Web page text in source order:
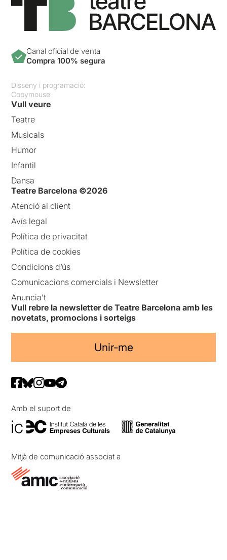
Canal oficial de venta
Compra 100% segura
Disseny i programació:
Copymouse
Vull veure
Teatre
Musicals
Humor
Infantil
Dansa
Teatre Barcelona ©2026
Atenció al client
Avís legal
Política de privacitat
Política de cookies
Condicions d’ús
Comunicacions comercials i Newsletter
Anuncia’t
Vull rebre la newsletter de Teatre Barcelona amb les
novetats, promocions i sorteigs
Unir-me
Amb el suport de
Mitjà de comunicació associat a